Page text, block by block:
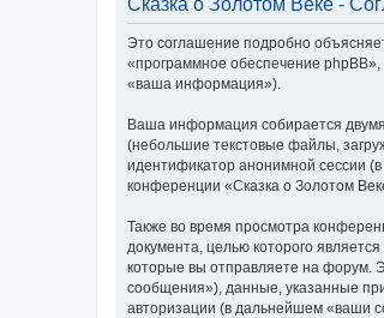
Это соглашение подробно
«программное обеспечение
«ваша информация»).
Ваша информация собирается
(небольшие текстовые файлы,
идентификатор анонимной сессии
конференции «Сказка о Золотом
Также во время просмотра
документа, целью которого
которые вы отправляете на форум.
сообщения»), данные, указанные
авторизации (в дальнейшем «ваши